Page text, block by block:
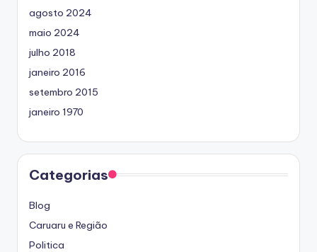
agosto 2024
maio 2024
julho 2018
janeiro 2016
setembro 2015
janeiro 1970
Categorias
Blog
Caruaru e Região
Politica